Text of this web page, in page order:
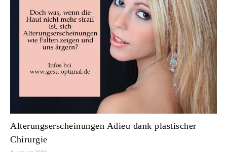
Alterungserscheinungen Adieu dank plastischer
Chirurgie